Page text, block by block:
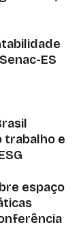
ES
trabalho e
espaço